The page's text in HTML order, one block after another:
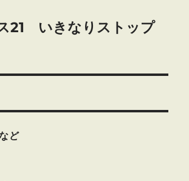
21 いきなりストップ
ど